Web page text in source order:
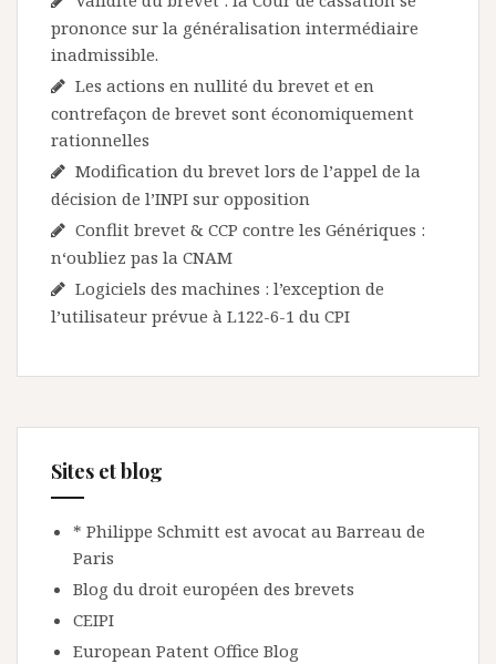
prononce sur la généralisation intermédiaire
inadmissible.
Les actions en nullité du brevet et en
contrefaçon de brevet sont économiquement
rationnelles
Modification du brevet lors de l’appel de la
décision de l’INPI sur opposition
Conflit brevet & CCP contre les Génériques :
n‘oubliez pas la CNAM
Logiciels des machines : l’exception de
l’utilisateur prévue à L122-6-1 du CPI
Sites et blog
* Philippe Schmitt est avocat au Barreau de
Paris
Blog du droit européen des brevets
CEIPI
European Patent Office Blog